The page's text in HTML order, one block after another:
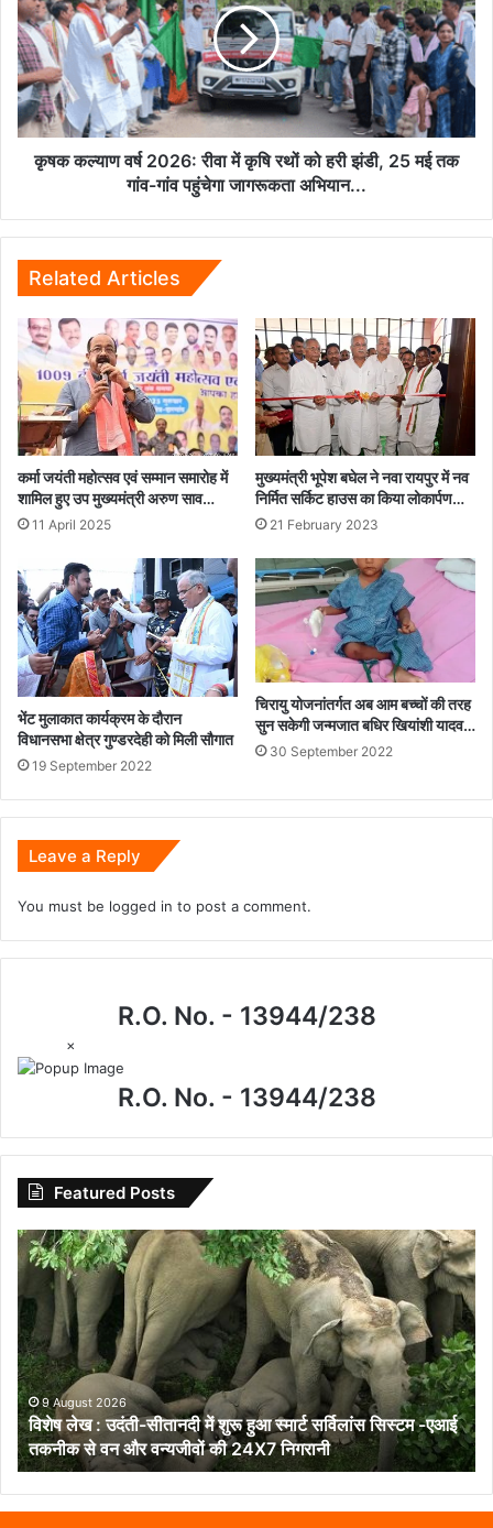
और
मोबाइल
जब्त...
2026:
रीवा
में
कृषि
रथों
को
गांव-
गांव
पहुंचेगा
जागरूकता
अभियान...
कृषक कल्याण वर्ष 2026: रीवा में कृषि रथों को हरी झंडी, 25 मई तक
गांव-गांव पहुंचेगा जागरूकता अभियान...
Related Articles
कर्मा जयंती महोत्सव एवं सम्मान समारोह में
शामिल हुए उप मुख्यमंत्री अरुण साव…
11 April 2025
मुख्यमंत्री भूपेश बघेल ने नवा रायपुर में नव
निर्मित सर्किट हाउस का किया लोकार्पण…
21 February 2023
भेंट मुलाकात कार्यक्रम के दौरान
विधानसभा क्षेत्र गुण्डरदेही को मिली सौगात
19 September 2022
चिरायु योजनांतर्गत अब आम बच्चों की तरह
सुन सकेगी जन्मजात बधिर खियांशी यादव…
30 September 2022
Leave a Reply
You must be logged in to post a comment.
R.O. No. - 13944/238
×
R.O. No. - 13944/238
Featured Posts
विशेष
लेख
उदंती-
सीतानदी
में
शुरू
हुआ
स्मार्ट
सर्विलांस
सिस्टम
-एआई
तकनीक
9 August 2026
विशेष लेख : उदंती-सीतानदी में शुरू हुआ स्मार्ट सर्विलांस सिस्टम -एआई
तकनीक से वन और वन्यजीवों की 24X7 निगरानी